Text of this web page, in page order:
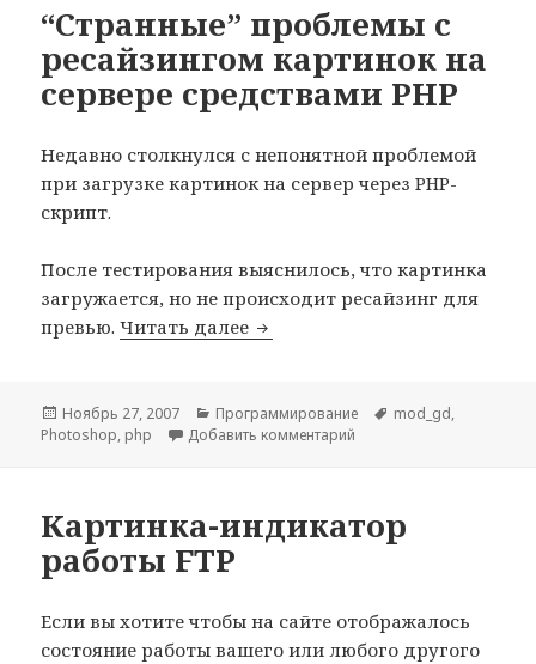
“Странные” проблемы с
ресайзингом картинок на
сервере средствами PHP
Недавно столкнулся с непонятной проблемой
при загрузке картинок на сервер через PHP-
скрипт.
После тестирования выяснилось, что картинка
загружается, но не происходит ресайзинг для
превью.Читать далее “Странные” проблемы с
Опубликовано
Ноябрь 27, 2007 Рубрики
Программирование Метки
mod_gd,
Photoshop, php Добавить комментарий
Картинка-индикатор
работы FTP
Если вы хотите чтобы на сайте отображалось
состояние работы вашего или любого другого